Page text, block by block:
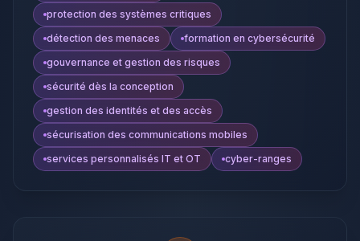
protection des systèmes critiques
détection des menaces
formation en cybersécurité
gouvernance et gestion des risques
sécurité dès la conception
gestion des identités et des accès
sécurisation des communications mobiles
services personnalisés IT et OT
cyber-ranges